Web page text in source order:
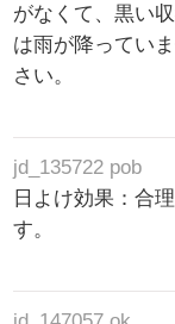
がなくて、黒い
は雨が降ってい
さい。
jd_135722 pob
日よけ効果：合
す。